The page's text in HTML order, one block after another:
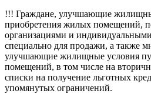
!!! Граждане, улучшающие
приобретения жилых помещений,
организациями и
специально для продажи, а также
улучшающие жилищные условия
помещений, в том числе на
списки на получение льготных
упомянутых ограничений.